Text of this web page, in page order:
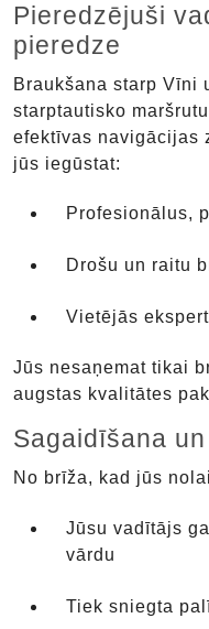
Pieredzējuši
pieredze
Braukšana starp Vīni
starptautisko
efektīvas navigācijas
jūs iegūstat:
Profesionālus,
Drošu un raitu
Vietējās
Jūs nesaņemat tikai
augstas kvalitātes
Sagaidīšana
No brīža, kad jūs
Jūsu vadītājs
vārdu
Tiek sniegta